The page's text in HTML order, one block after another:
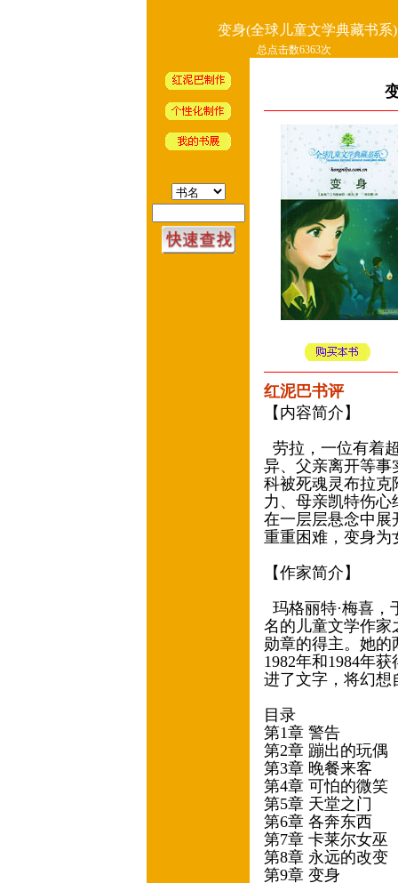
变身(全球儿童文学典藏书系)
总点击数6363次
红泥巴书评
【内容简介】
劳拉，一位有着
异、父亲离开等事
科被死魂灵布拉克
力、母亲凯特伤
在一层层悬念中展
重重困难，变身
【作家简介】
玛格丽特·梅喜，
名的儿童文学作
勋章的得主。她
1982年和1984年
进了文字，将幻
目录
第1章 警告
第2章 蹦出的玩偶
第3章 晚餐来客
第4章 可怕的微笑
第5章 天堂之门
第6章 各奔东西
第7章 卡莱尔女巫
第8章 永远的改变
第9章 变身